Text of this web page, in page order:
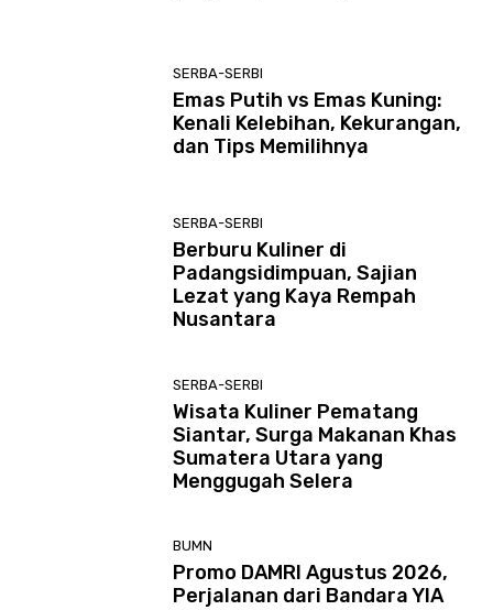
SERBA-SERBI
Emas Putih vs Emas Kuning:
Kenali Kelebihan, Kekurangan,
dan Tips Memilihnya
SERBA-SERBI
Berburu Kuliner di
Padangsidimpuan, Sajian
Lezat yang Kaya Rempah
Nusantara
SERBA-SERBI
Wisata Kuliner Pematang
Siantar, Surga Makanan Khas
Sumatera Utara yang
Menggugah Selera
BUMN
Promo DAMRI Agustus 2026,
Perjalanan dari Bandara YIA